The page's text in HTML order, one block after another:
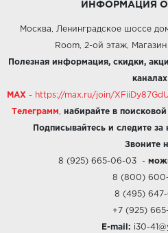
ИНФОРМАЦИЯ
Москва, Ленинградское шоссе
Room, 2-ой этаж,
Полезная информация, скидки,
MAX - https://max.ru/join/
Телеграмм набирайте в поисковой
Подписывайтесь и следите
Звоните
8 (925) 665-06-03-
8 (800)
8 (495)
+7 (925)
E-mail: i30-